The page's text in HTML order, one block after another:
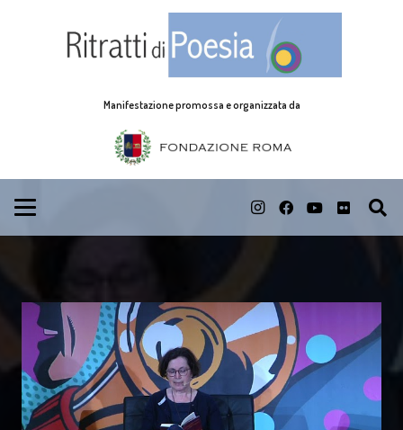
Manifestazione promossa e organizzata da